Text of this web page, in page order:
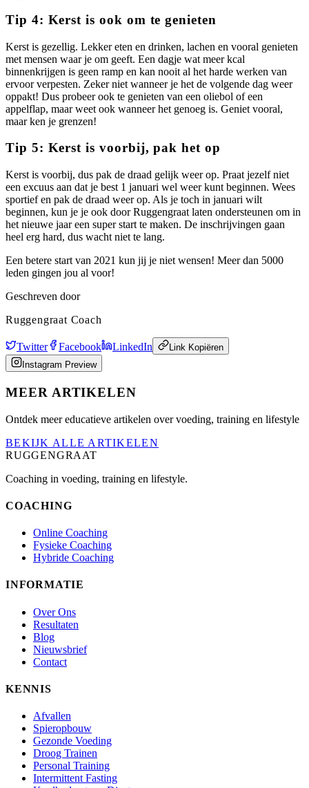
Tip 4: Kerst is ook om te genieten
Kerst is gezellig. Lekker eten en drinken, lachen en vooral genieten
met mensen waar je om geeft. Een dagje wat meer kcal
binnenkrijgen is geen ramp en kan nooit al het harde werken van
ervoor verpesten. Zeker niet wanneer je het de volgende dag weer
oppakt! Dus probeer ook te genieten van een oliebol of een
appelflap, maar weet ook wanneer het genoeg is. Geniet vooral,
maar ken je grenzen!
Tip 5: Kerst is voorbij, pak het op
Kerst is voorbij, dus pak de draad gelijk weer op. Praat jezelf niet
een excuus aan dat je best 1 januari wel weer kunt beginnen. Wees
sportief en pak de draad weer op. Als je toch in januari wilt
beginnen, kun je je ook door Ruggengraat laten ondersteunen om in
het nieuwe jaar een super start te maken. De inschrijvingen gaan
heel erg hard, dus wacht niet te lang.
Een betere start van 2021 kun jij je niet wensen! Meer dan 5000
leden gingen jou al voor!
Geschreven door
Ruggengraat Coach
Twitter Facebook LinkedIn
Link Kopiëren
Instagram Preview
MEER ARTIKELEN
Ontdek meer educatieve artikelen over voeding, training en lifestyle
BEKIJK ALLE ARTIKELEN
RUGGENGRAAT
Coaching in voeding, training en lifestyle.
COACHING
Online Coaching
Fysieke Coaching
Hybride Coaching
INFORMATIE
Over Ons
Resultaten
Blog
Nieuwsbrief
Contact
KENNIS
Afvallen
Spieropbouw
Gezonde Voeding
Droog Trainen
Personal Training
Intermittent Fasting